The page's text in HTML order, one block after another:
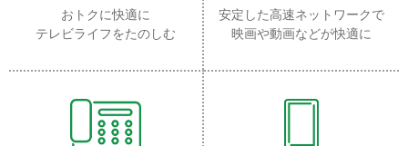
おトクに快適に
テレビライフをたのしむ
安定した高速ネットワークで
映画や動画などが快適に